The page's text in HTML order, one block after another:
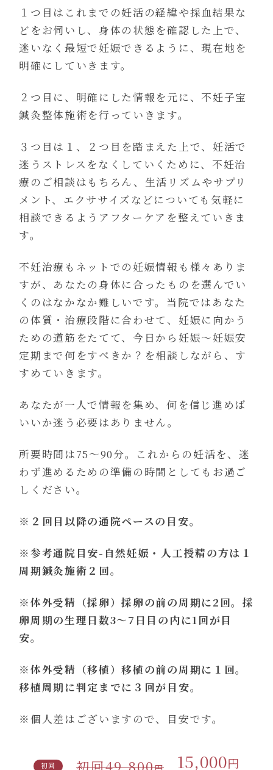
１つ目はこれまでの妊活の経緯や採血結果な
どをお伺いし、身体の状態を確認した上で、
迷いなく最短で妊娠できるように、現在地を
明確にしていきます。
２つ目に、明確にした情報を元に、不妊子宝
鍼灸整体施術を行っていきます。
３つ目は１、２つ目を踏まえた上で、妊活で
迷うストレスをなくしていくために、不妊治
療のご相談はもちろん、生活リズムやサプリ
メント、エクササイズなどについても気軽に
相談できるようアフターケアを整えていきま
す。
不妊治療もネットでの妊娠情報も様々ありま
すが、あなたの身体に合ったものを選んでい
くのはなかなか難しいです。当院ではあなた
の体質・治療段階に合わせて、妊娠に向かう
ための道筋をたてて、今日から妊娠〜妊娠安
定期まで何をすべきか？を相談しながら、す
すめていきます。
あなたが一人で情報を集め、何を信じ進めば
いいか迷う必要はありません。
所要時間は75〜90分。これからの妊活を、迷
わず進めるための準備の時間としてもお過ご
しください。
※２回目以降の通院ペースの目安。
※参考通院目安-自然妊娠・人工授精の方は１
周期鍼灸施術２回。
※体外受精（採卵）採卵の前の周期に2回。採
卵周期の生理日数3〜7日目の内に1回が目
安。
※体外受精（移植）移植の前の周期に１回。
移植周期に判定までに３回が目安。
※個人差はございますので、目安です。
初回 初回49,800 15,000円